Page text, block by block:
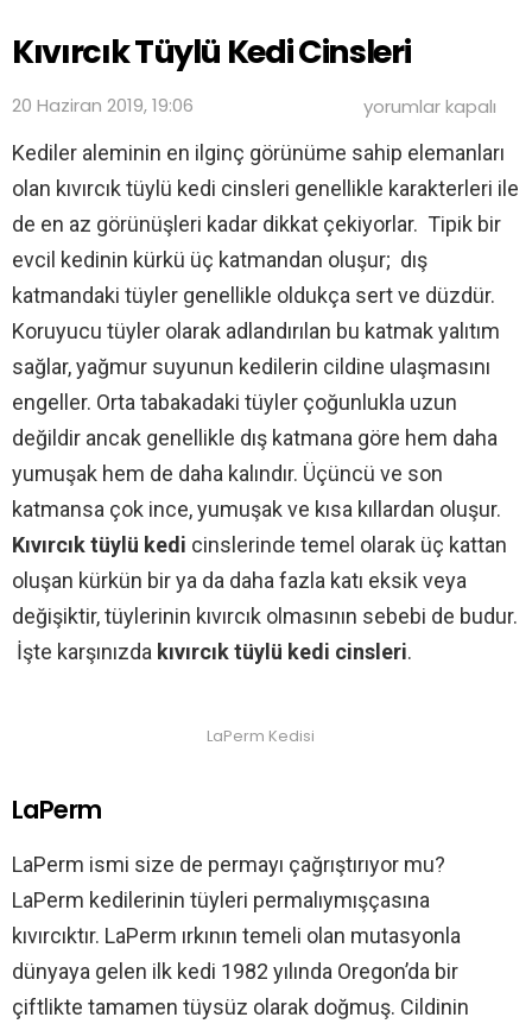
Kıvırcık Tüylü Kedi Cinsleri
20 Haziran 2019, 19:06
Kıvırcık
Tüylü
Kedi
Cinsleri
için
yorumlar kapalı
Kediler aleminin en ilginç görünüme sahip elemanları
olan kıvırcık tüylü kedi cinsleri genellikle karakterleri ile
de en az görünüşleri kadar dikkat çekiyorlar. Tipik bir
evcil kedinin kürkü üç katmandan oluşur; dış
katmandaki tüyler genellikle oldukça sert ve düzdür.
Koruyucu tüyler olarak adlandırılan bu katmak yalıtım
sağlar, yağmur suyunun kedilerin cildine ulaşmasını
engeller. Orta tabakadaki tüyler çoğunlukla uzun
değildir ancak genellikle dış katmana göre hem daha
yumuşak hem de daha kalındır. Üçüncü ve son
katmansa çok ince, yumuşak ve kısa kıllardan oluşur.
Kıvırcık tüylü kedi cinslerinde temel olarak üç kattan
oluşan kürkün bir ya da daha fazla katı eksik veya
değişiktir, tüylerinin kıvırcık olmasının sebebi de budur.
İşte karşınızda kıvırcık tüylü kedi cinsleri.
LaPerm Kedisi
LaPerm
LaPerm ismi size de permayı çağrıştırıyor mu?
LaPerm kedilerinin tüyleri permalıymışçasına
kıvırcıktır. LaPerm ırkının temeli olan mutasyonla
dünyaya gelen ilk kedi 1982 yılında Oregon’da bir
çiftlikte tamamen tüysüz olarak doğmuş. Cildinin